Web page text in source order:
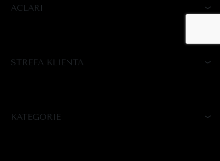
ACLARI
STREFA KLIENTA
KATEGORIE